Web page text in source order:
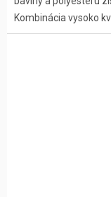
Kombinácia vysoko